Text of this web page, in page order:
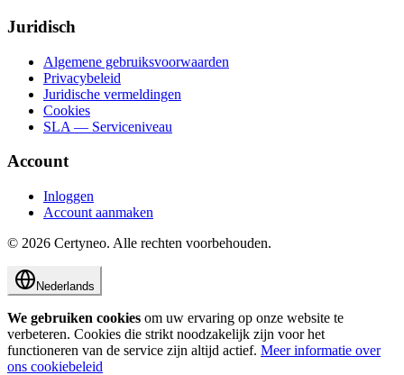
Juridisch
Algemene gebruiksvoorwaarden
Privacybeleid
Juridische vermeldingen
Cookies
SLA — Serviceniveau
Account
Inloggen
Account aanmaken
© 2026 Certyneo. Alle rechten voorbehouden.
Nederlands
We gebruiken cookies om uw ervaring op onze website te
verbeteren. Cookies die strikt noodzakelijk zijn voor het
functioneren van de service zijn altijd actief. Meer informatie over
ons cookiebeleid